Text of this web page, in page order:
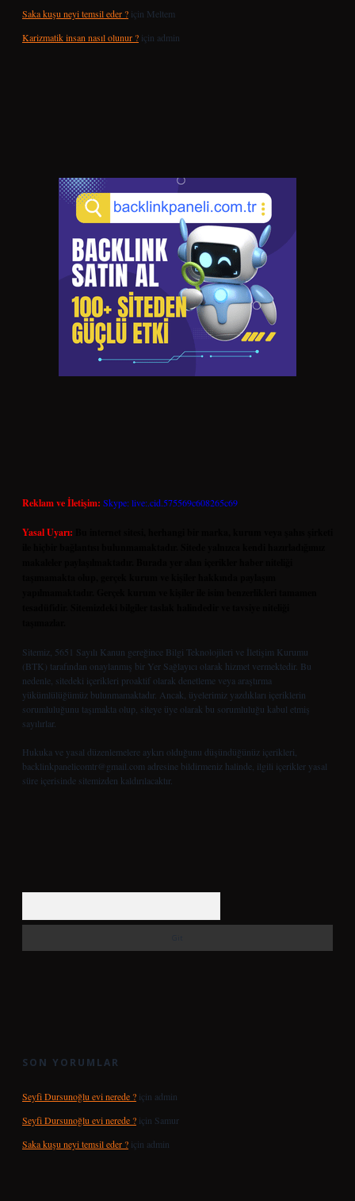
Saka kuşu neyi temsil eder ? için Meltem
Karizmatik insan nasıl olunur ? için admin
Reklam ve İletişim: Skype: live:.cid.575569c608265c69
Yasal Uyarı:
Sitemiz, 5651 Sayılı Kanun gereğince Bilgi Teknolojileri ve İletişim Kurumu
(BTK) tarafından onaylanmış bir Yer Sağlayıcı olarak hizmet vermektedir. Bu
nedenle, sitedeki içerikleri proaktif olarak denetleme veya araştırma
yükümlülüğümüz bulunmamaktadır. Ancak, üyelerimiz yazdıkları içeriklerin
sorumluluğunu taşımakta olup, siteye üye olarak bu sorumluluğu kabul etmiş
sayılırlar.
Hukuka ve yasal düzenlemelere aykırı olduğunu düşündüğünüz içerikleri,
backlinkpanelicomtr@gmail.com adresine bildirmeniz halinde, ilgili içerikler yasal
süre içerisinde sitemizden kaldırılacaktır.
SON YORUMLAR
Seyfi Dursunoğlu evi nerede ? için admin
Seyfi Dursunoğlu evi nerede ? için Samur
Saka kuşu neyi temsil eder ? için admin